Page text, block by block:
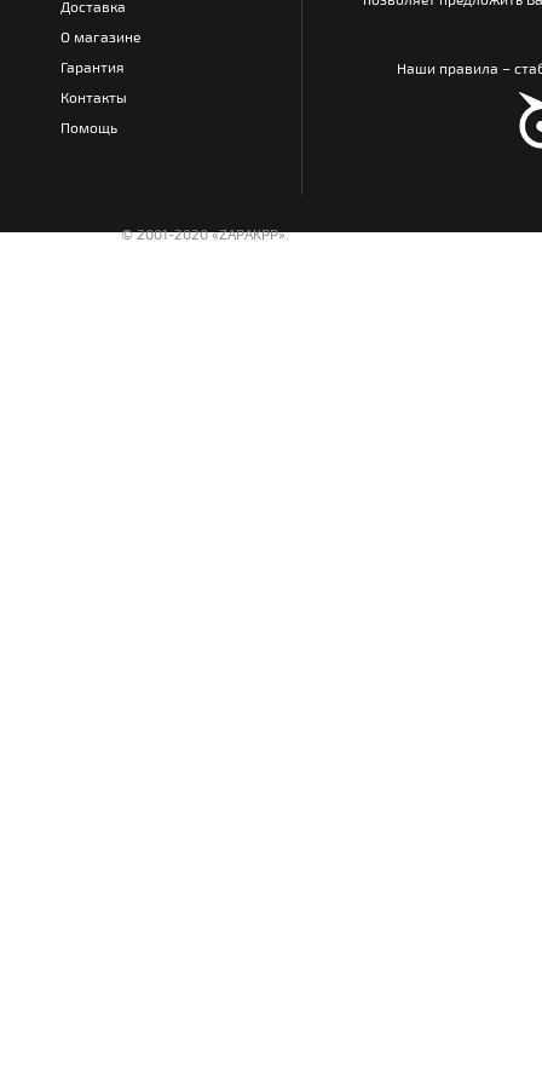
Доставка
О магазине
Гарантия
Контакты
Помощь
Наши правила –
© 2001-2020 «ZAPAKPP».